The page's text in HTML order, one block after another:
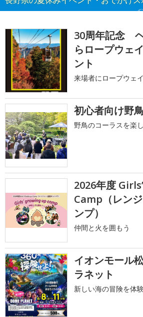
30周年記念
らロープウェ
ント
来場者にロープウェ
初心者向け野
野鳥のコーラスを楽し
2026年度
Camp（レン
ンプ）
仲間と火を囲もう
イオンモール
ラネット
新しい海の冒険を体